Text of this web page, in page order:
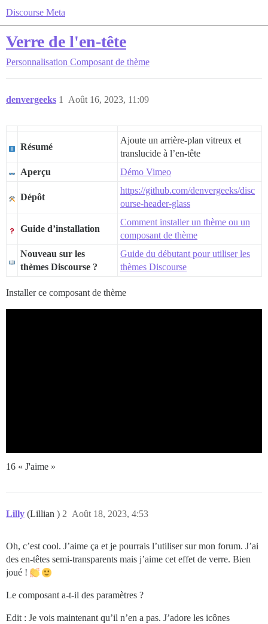
Discourse Meta
Verre de l'en-tête
Personnalisation Composant de thème
denvergeeks Août 16, 2023, 11:09
1
Résumé
Ajoute un arrière-plan vitreux et
translucide à l’en-tête
Aperçu
Démo Vimeo
Dépôt
https://github.com/denvergeeks/disc
ourse-header-glass
Guide d’installation
Comment installer un thème ou un
composant de thème
Nouveau sur les
thèmes Discourse ?
Guide du débutant pour utiliser les
thèmes Discourse
Installer ce composant de thème
16 « J'aime »
Lilly (Lillian ) Août 18, 2023, 4:53
2
Oh, c’est cool. J’aime ça et je pourrais l’utiliser sur mon forum. J’ai
des en-têtes semi-transparents mais j’aime cet effet de verre. Bien
joué !
Le composant a-t-il des paramètres ?
Edit : Je vois maintenant qu’il n’en a pas. J’adore les icônes